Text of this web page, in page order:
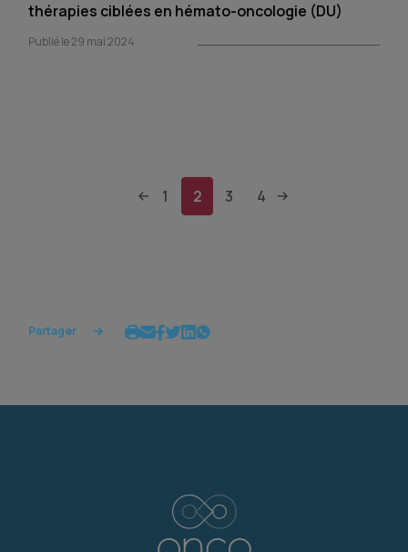
thérapies ciblées en hémato-oncologie (DU)
Publié le 29 mai 2024
1 2 3 4
Partager